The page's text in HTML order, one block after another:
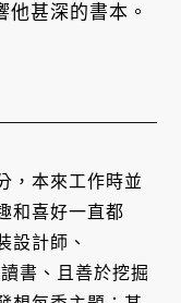
甚深的書本。
，本來工作時並
和喜好一直都
設計師、
書、且善於挖掘